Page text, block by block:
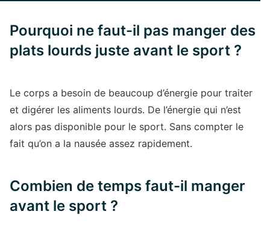
Pourquoi ne faut-il pas manger des
plats lourds juste avant le sport ?
Le corps a besoin de beaucoup d’énergie pour traiter
et digérer les aliments lourds. De l’énergie qui n’est
alors pas disponible pour le sport. Sans compter le
fait qu’on a la nausée assez rapidement.
Combien de temps faut-il manger
avant le sport ?